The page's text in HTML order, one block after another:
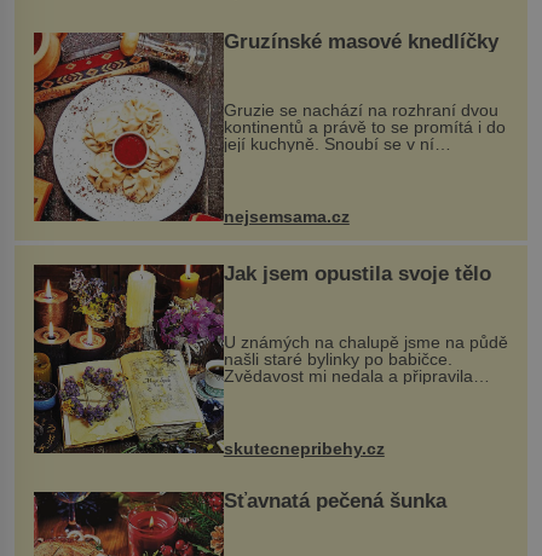
Gruzínské masové knedlíčky
Gruzie se nachází na rozhraní dvou
kontinentů a právě to se promítá i do
její kuchyně. Snoubí se v ní
evropské a asijské chutě a díky tomu
vznikají rozmanité a chuťově bohaté
pokrmy, které rozhodně st...
nejsemsama.cz
Jak jsem opustila svoje tělo
U známých na chalupě jsme na půdě
našli staré bylinky po babičce.
Zvědavost mi nedala a připravila
jsem si z nich lektvar… Zimní pobyt
na chalupě se pro mě vlastní vinou
změnil v děsivý zážitek, na kt...
skutecnepribehy.cz
Šťavnatá pečená šunka